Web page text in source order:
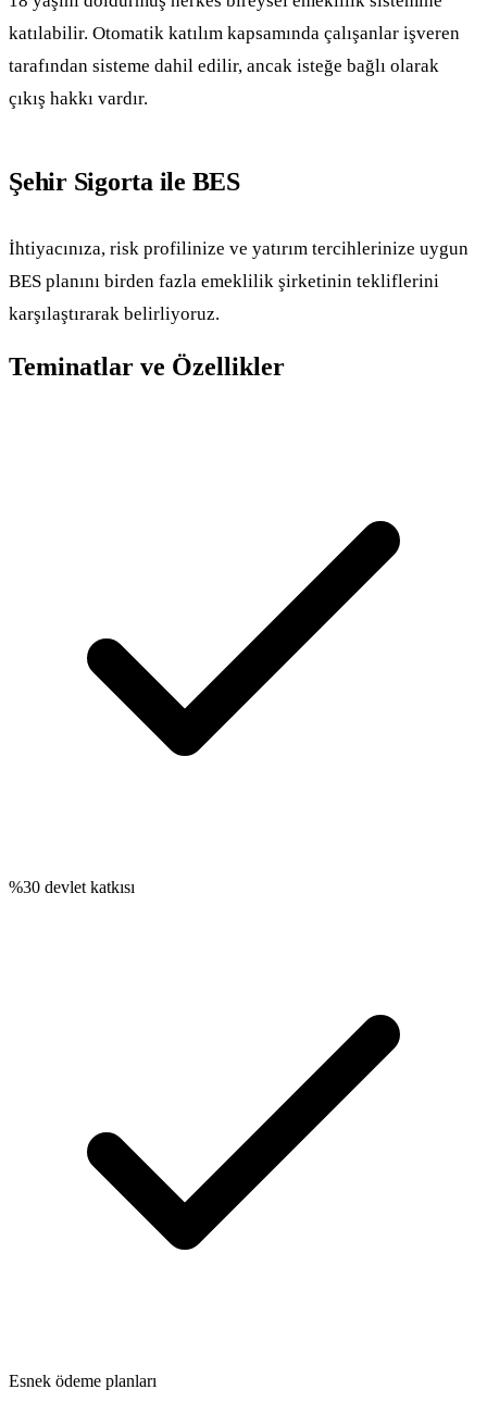
katılabilir. Otomatik katılım kapsamında çalışanlar işveren
tarafından sisteme dahil edilir, ancak isteğe bağlı olarak
çıkış hakkı vardır.
Şehir Sigorta ile BES
İhtiyacınıza, risk profilinize ve yatırım tercihlerinize uygun
BES planını birden fazla emeklilik şirketinin tekliflerini
karşılaştırarak belirliyoruz.
Teminatlar ve Özellikler
%30 devlet katkısı
Esnek ödeme planları